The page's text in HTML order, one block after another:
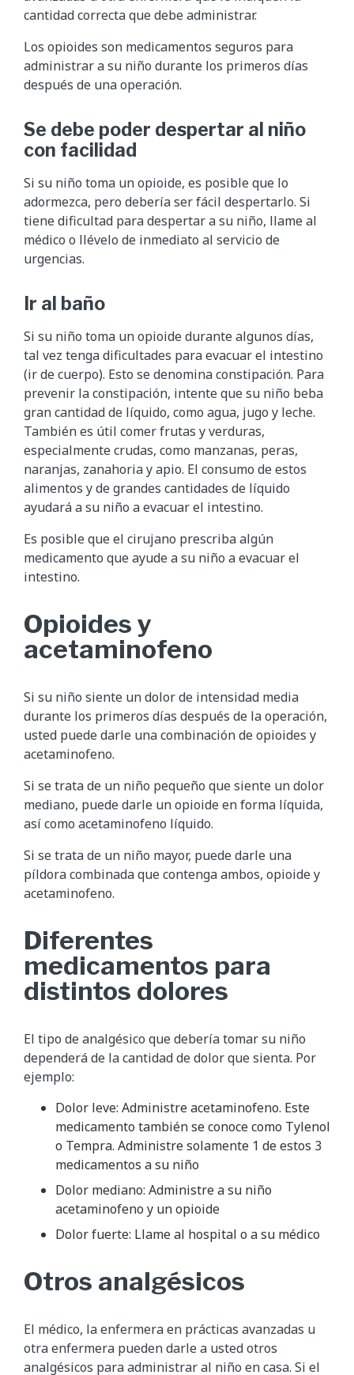
cantidad correcta que debe administrar.
Los opioides son medicamentos seguros para
administrar a su niño durante los primeros días
después de una operación.
Se debe poder despertar al niño
con facilidad
Si su niño toma un opioide, es posible que lo
adormezca, pero debería ser fácil despertarlo. Si
tiene dificultad para despertar a su niño, llame al
médico o llévelo de inmediato al servicio de
urgencias.
Ir al baño
Si su niño toma un opioide durante algunos días,
tal vez tenga dificultades para evacuar el intestino
(ir de cuerpo). Esto se denomina constipación. Para
prevenir la constipación, intente que su niño beba
gran cantidad de líquido, como agua, jugo y leche.
También es útil comer frutas y verduras,
especialmente crudas, como manzanas, peras,
naranjas, zanahoria y apio. El consumo de estos
alimentos y de grandes cantidades de líquido
ayudará a su niño a evacuar el intestino.
Es posible que el cirujano prescriba algún
medicamento que ayude a su niño a evacuar el
intestino.
Opioides y
acetaminofeno
Si su niño siente un dolor de intensidad media
durante los primeros días después de la operación,
usted puede darle una combinación de opioides y
acetaminofeno.
Si se trata de un niño pequeño que siente un dolor
mediano, puede darle un opioide en forma líquida,
así como acetaminofeno líquido.
Si se trata de un niño mayor, puede darle una
píldora combinada que contenga ambos, opioide y
acetaminofeno.
Diferentes
medicamentos para
distintos dolores
El tipo de analgésico que debería tomar su niño
dependerá de la cantidad de dolor que sienta. Por
ejemplo:
Dolor leve: Administre acetaminofeno. Este
medicamento también se conoce como Tylenol
o Tempra. Administre solamente 1 de estos 3
medicamentos a su niño
Dolor mediano: Administre a su niño
acetaminofeno y un opioide
Dolor fuerte: Llame al hospital o a su médico
Otros analgésicos
El médico, la enfermera en prácticas avanzadas u
otra enfermera pueden darle a usted otros
analgésicos para administrar al niño en casa. Si el